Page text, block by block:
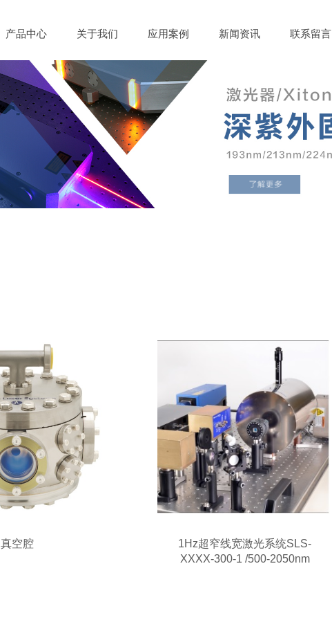
产品中心 关于我们 应用案例 新闻资讯 联系留言
真空腔
1Hz超窄线宽激光系统SLS-
XXXX-300-1 /500-2050nm